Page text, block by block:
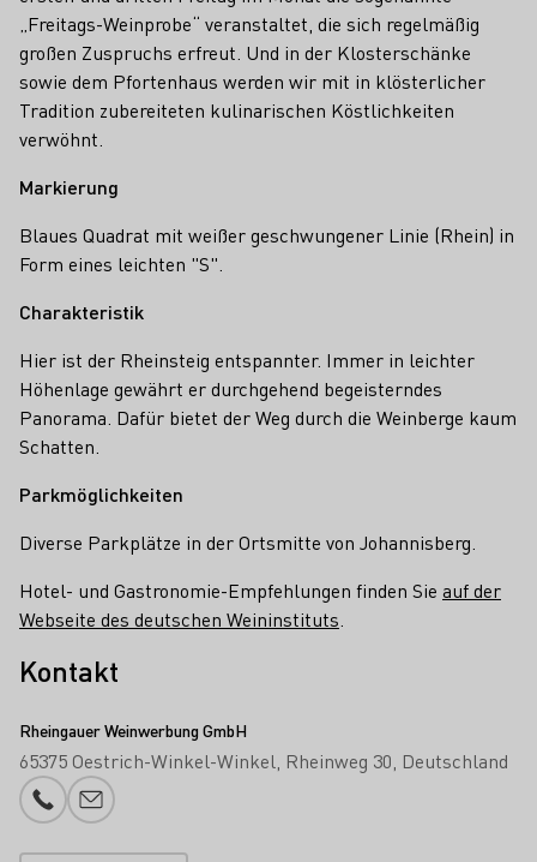
„Freitags-Weinprobe“ veranstaltet, die sich regelmäßig
großen Zuspruchs erfreut. Und in der Klosterschänke
sowie dem Pfortenhaus werden wir mit in klösterlicher
Tradition zubereiteten kulinarischen Köstlichkeiten
verwöhnt.
Markierung
Blaues Quadrat mit weißer geschwungener Linie (Rhein) in
Form eines leichten "S".
Charakteristik
Hier ist der Rheinsteig entspannter. Immer in leichter
Höhenlage gewährt er durchgehend begeisterndes
Panorama. Dafür bietet der Weg durch die Weinberge kaum
Schatten.
Parkmöglichkeiten
Diverse Parkplätze in der Ortsmitte von Johannisberg.
Hotel- und Gastronomie-Empfehlungen finden Sie auf der
Webseite des deutschen Weininstituts
Kontakt
Rheingauer Weinwerbung GmbH
65375 Oestrich-Winkel-Winkel Rheinweg 30 Deutschland
Telefonnummer
E-Mail-Adresse